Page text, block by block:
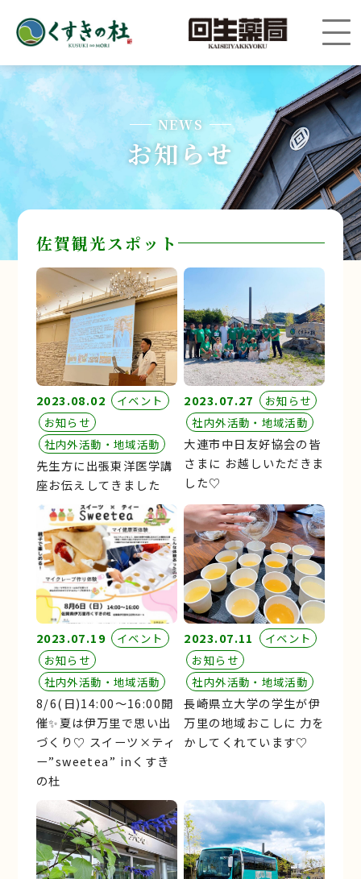
NEWS
お知らせ
佐賀観光スポット
2023.08.02
イベント
お知らせ
社内外活動・地域活動
先生方に出張東洋医学講
座お伝えしてきました
2023.07.27
お知らせ
社内外活動・地域活動
大連市中日友好協会の皆
さまに お越しいただきま
した♡
2023.07.19
イベント
お知らせ
社内外活動・地域活動
8/6(日)14:00～16:00開
催✨夏は伊万里で思い出
づくり♡ スイーツ×ティ
ー”sweetea” inくすき
の杜
2023.07.11
イベント
お知らせ
社内外活動・地域活動
長崎県立大学の学生が伊
万里の地域おこしに 力を
かしてくれています♡